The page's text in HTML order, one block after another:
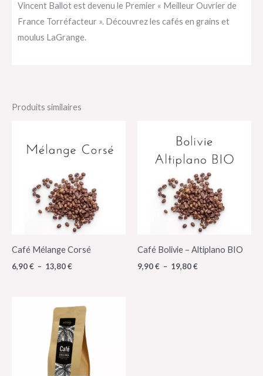
Vincent Ballot est devenu le Premier « Meilleur Ouvrier de
France Torréfacteur ». Découvrez les cafés en grains et
moulus LaGrange.
Produits similaires
Café Mélange Corsé
6,90€ – 13,80€
prix :
6,90 €
13,80 €
Café Bolivie – Altiplano BIO
9,90€ – 19,80€
prix :
9,90 €
à
19,80 €